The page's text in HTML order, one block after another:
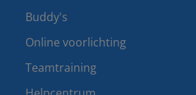
Buddy's
Online voorlichting
Teamtraining